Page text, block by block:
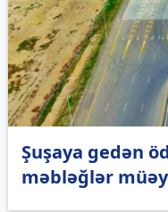
Şuşaya gedən
məbləğlər